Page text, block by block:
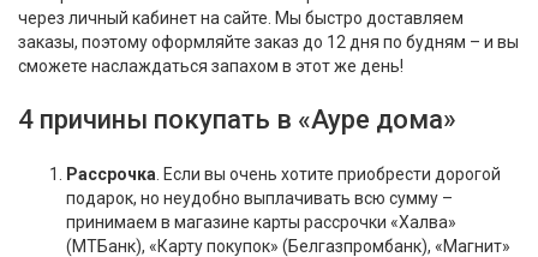
через личный кабинет на сайте. Мы быстро доставляем
заказы, поэтому оформляйте заказ до 12 дня по будням – и вы
сможете наслаждаться запахом в этот же день!
4 причины покупать в «Ауре дома»
Рассрочка . Если вы очень хотите приобрести дорогой
подарок, но неудобно выплачивать всю сумму –
принимаем в магазине карты рассрочки «Халва»
(МТБанк), «Карту покупок» (Белгазпромбанк), «Магнит»